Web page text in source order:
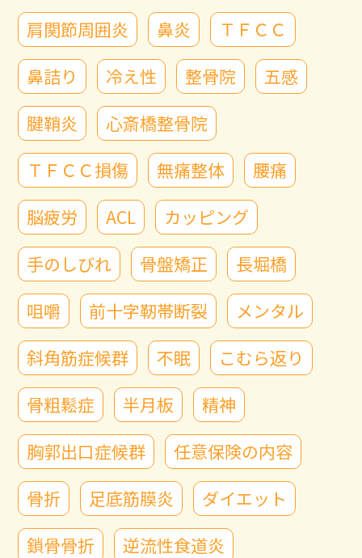
肩関節周囲炎
鼻炎
ＴＦＣＣ
鼻詰り
冷え性 整骨院
五感
腱鞘炎
心斎橋整骨院
ＴＦＣＣ損傷
無痛整体
腰痛
脳疲労
ACL
カッピング
手のしびれ
骨盤矯正
長堀橋
咀嚼
前十字靭帯断裂
メンタル
斜角筋症候群
不眠
こむら返り
骨粗鬆症
半月板
精神
胸郭出口症候群
任意保険の内容
骨折
足底筋膜炎
ダイエット
鎖骨骨折
逆流性食道炎